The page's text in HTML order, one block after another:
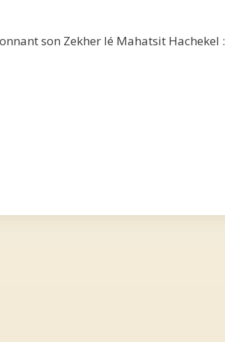
son Zekher lé Mahatsit Hachekel :